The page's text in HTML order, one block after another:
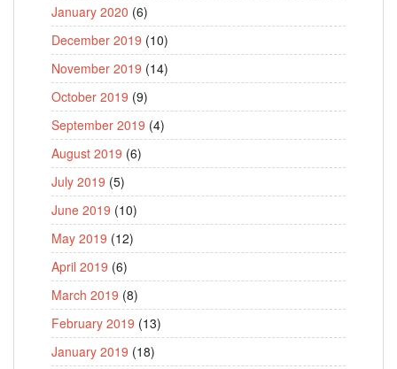
January 2020 (6)
December 2019 (10)
November 2019 (14)
October 2019 (9)
September 2019 (4)
August 2019 (6)
July 2019 (5)
June 2019 (10)
May 2019 (12)
April 2019 (6)
March 2019 (8)
February 2019 (13)
January 2019 (18)